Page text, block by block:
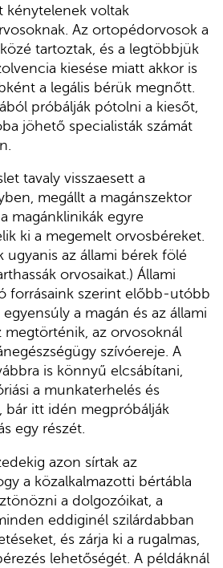
kénytelenek voltak
Az ortopédorvosok a
tartoztak, és a legtöbbjük
kiesése miatt akkor is
a legális bérük megnőtt.
próbálják pótolni a kiesőt,
jöhető specialisták számát
tavaly visszaesett a
megállt a magánszektor
magánklinikák egyre
ki a megemelt orvosbéreket.
ugyanis az állami bérek fölé
orvosaikat.) Állami
forrásaink szerint előbb-utóbb
a magán és az állami
megtörténik, az orvosoknál
szívóereje. A
is könnyű elcsábítani,
a munkaterhelés és
bár itt idén megpróbálják
egy részét.
azon sírtak az
a közalkalmazotti bértábla
a dolgozóikat, a
eddiginél szilárdabban
és zárja ki a rugalmas,
lehetőségét. A példáknál